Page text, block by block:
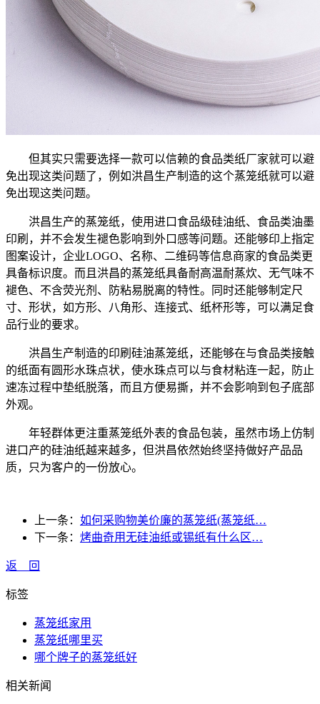
但其实只需要选择一款可以信赖的食品类纸厂家就可以避
免出现这类问题了，例如洪昌生产制造的这个蒸笼纸就可以避
免出现这类问题。
洪昌生产的蒸笼纸，使用进口食品级硅油纸、食品类油墨
印刷，并不会发生褪色影响到外口感等问题。还能够印上指定
图案设计，企业LOGO、名称、二维码等信息商家的食品类更
具备标识度。而且洪昌的蒸笼纸具备耐高温耐蒸炊、无气味不
褪色、不含荧光剂、防粘易脱离的特性。同时还能够制定尺
寸、形状，如方形、八角形、连接式、纸杯形等，可以满足食
品行业的要求。
洪昌生产制造的印刷硅油蒸笼纸，还能够在与食品类接触
的纸面有圆形水珠点状，使水珠点可以与食材粘连一起，防止
速冻过程中垫纸脱落，而且方便易撕，并不会影响到包子底部
外观。
年轻群体更注重蒸笼纸外表的食品包装，虽然市场上仿制
进口产的硅油纸越来越多，但洪昌依然始终坚持做好产品品
质，只为客户的一份放心。
上一条： 如何采购物美价廉的蒸笼纸(蒸笼纸…
下一条： 烤曲奇用无硅油纸或锡纸有什么区…
返 回
标签
蒸笼纸家用
蒸笼纸哪里买
哪个牌子的蒸笼纸好
相关新闻